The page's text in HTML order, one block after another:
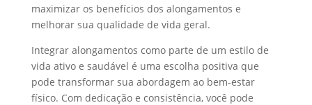
maximizar os benefícios dos alongamentos e
melhorar sua qualidade de vida geral.
Integrar alongamentos como parte de um estilo de
vida ativo e saudável é uma escolha positiva que
pode transformar sua abordagem ao bem-estar
físico. Com dedicação e consistência, você pode